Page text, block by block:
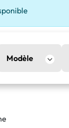
Modèle